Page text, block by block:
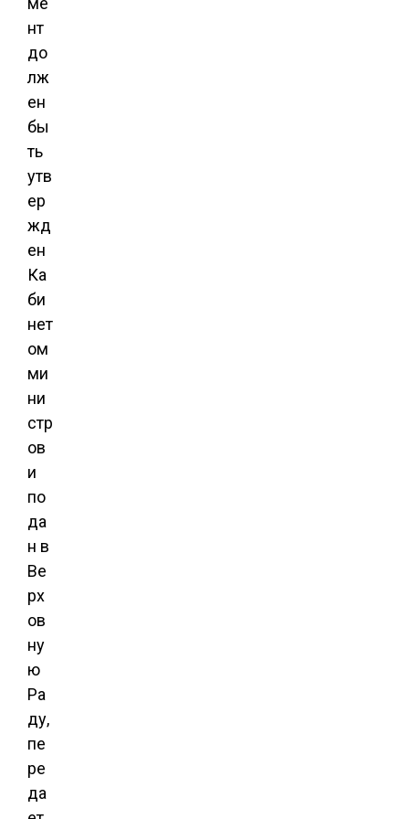
нт
до
лж
ен
бы
ть
утв
ер
жд
ен
Ка
би
нет
ом
ми
ни
стр
ов
и
по
да
н в
Ве
рх
ов
ну
ю
Ра
ду,
пе
ре
да